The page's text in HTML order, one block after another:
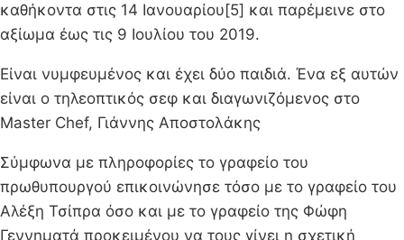
καθήκοντα στις 14 Ιανουαρίου[5] και παρέμεινε στο
αξίωμα έως τις 9 Ιουλίου του 2019.
Είναι νυμφευμένος και έχει δύο παιδιά. Ένα εξ αυτών
είναι ο τηλεοπτικός σεφ και διαγωνιζόμενος στο
Master Chef, Γιάννης Αποστολάκης
Σύμφωνα με πληροφορίες το γραφείο του
πρωθυπουργού επικοινώνησε τόσο με το γραφείο του
Αλέξη Τσίπρα όσο και με το γραφείο της Φώφη
Γεννηματά προκειμένου να τους γίνει η σχετική